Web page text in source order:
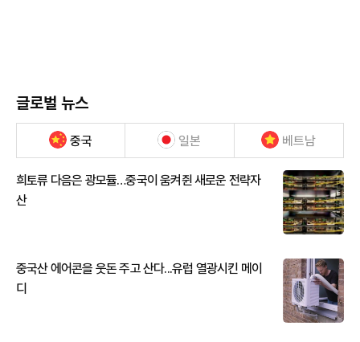
글로벌 뉴스
중국 일본 베트남
희토류 다음은 광모듈…중국이 움켜쥔 새로운 전략자
산
중국산 에어콘을 웃돈 주고 산다...유럽 열광시킨 메이
디